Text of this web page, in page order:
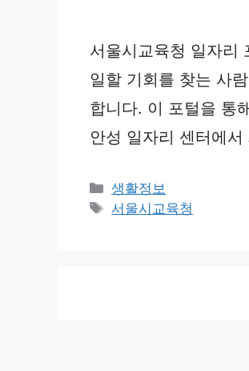
서울시교육청 일자리
일할 기회를 찾는 사
합니다. 이 포털을 통
안성 일자리 센터에
Categories
생활정보
Tags
서울시교육청